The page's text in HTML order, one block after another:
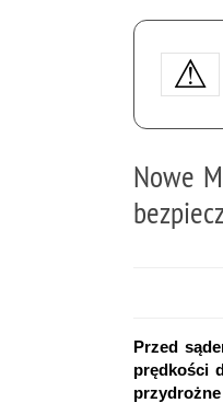
Nowe
Przed
prędkości